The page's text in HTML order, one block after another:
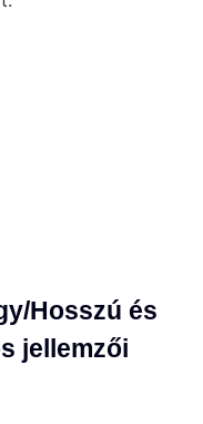
Hosszú és
jellemzői